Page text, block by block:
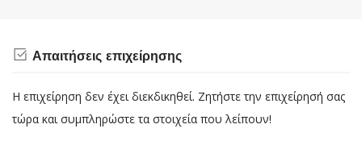
Απαιτήσεις επιχείρησης
Η επιχείρηση δεν έχει διεκδικηθεί. Ζητήστε την επιχείρησή σας
τώρα και συμπληρώστε τα στοιχεία που λείπουν!